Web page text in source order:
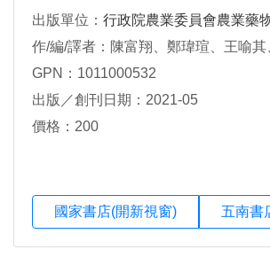
出版單位： 行政院農業委員會農業藥
作/編/譯者：陳富翔、鄭瑋瑄、王喻
GPN：1011000532
出版／創刊日期：2021-05
價格：200
國家書店(開新視窗) 五南書